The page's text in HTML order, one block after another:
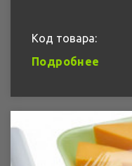
Код товара:
Подробнее